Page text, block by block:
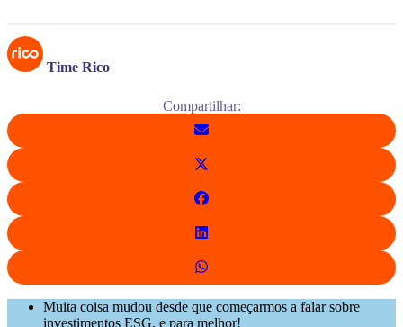
Time Rico
Compartilhar:
Muita coisa mudou desde que começarmos a falar sobre
investimentos ESG, e para melhor!